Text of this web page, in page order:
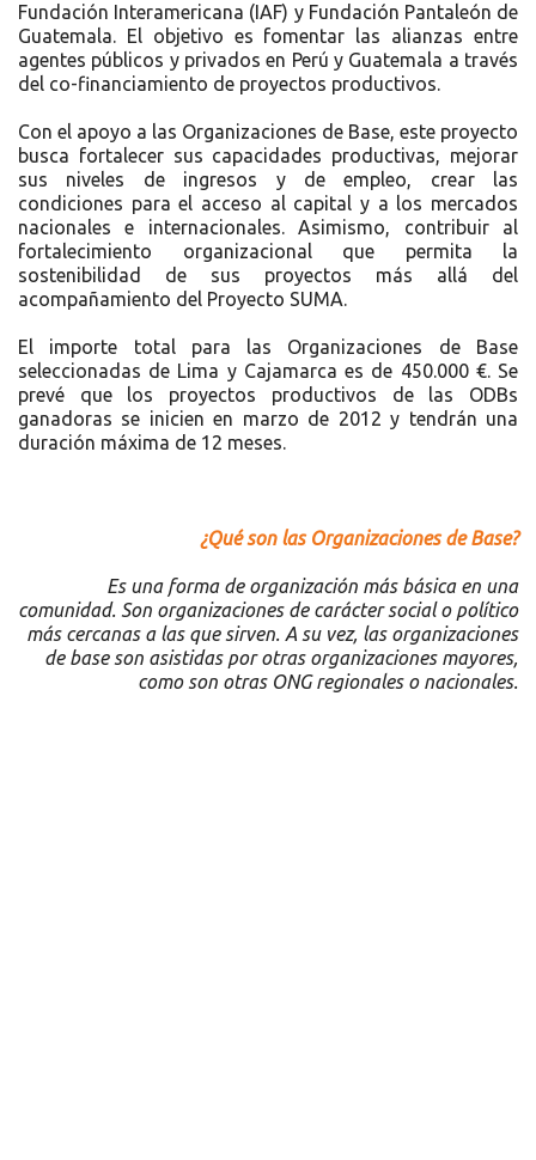
Fundación Interamericana (IAF) y Fundación Pantaleón de
Guatemala. El objetivo es fomentar las alianzas entre
agentes públicos y privados en Perú y Guatemala a través
del co-financiamiento de proyectos productivos.
Con el apoyo a las Organizaciones de Base, este proyecto
busca fortalecer sus capacidades productivas, mejorar
sus niveles de ingresos y de empleo, crear las
condiciones para el acceso al capital y a los mercados
nacionales e internacionales. Asimismo, contribuir al
fortalecimiento organizacional que permita la
sostenibilidad de sus proyectos más allá del
acompañamiento del Proyecto SUMA.
El importe total para las Organizaciones de Base
seleccionadas de Lima y Cajamarca es de 450.000 €. Se
prevé que los proyectos productivos de las ODBs
ganadoras se inicien en marzo de 2012 y tendrán una
duración máxima de 12 meses.
¿Qué son las Organizaciones de Base?
Es una forma de organización más básica en una
comunidad. Son organizaciones de carácter social o político
más cercanas a las que sirven. A su vez, las organizaciones
de base son asistidas por otras organizaciones mayores,
como son otras ONG regionales o nacionales.